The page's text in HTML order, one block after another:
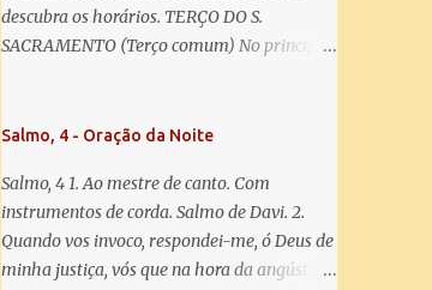
nós Santa Mãe de Deus. Para que sejamos
dignos das promessas de Cristo. Amém.
descubra os horários. TERÇO DO S.
SACRAMENTO (Terço comum) No principio:
Sacramentado, não permitais que eu viva
coração ao Vosso e o Vosso ao meu, e, nem
sem Vós morra eu! Nas contas pequenas:
Sacramento de Amor! Misericórdia Senhor!
Glória ao Pai: Cristo pão da vida e remédio
Salmo, 4 - Oração da Noite
Salmo, 4 1. Ao mestre de canto. Com
instrumentos de corda. Salmo de Davi. 2.
Quando vos invoco, respondei-me, ó Deus de
minha justiça, vós que na hora da angústia